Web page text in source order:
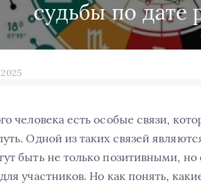
судьбы по дате
человека есть особые связи,
Одной из таких связей
быть не только позитивными,
участников. Но как понять,